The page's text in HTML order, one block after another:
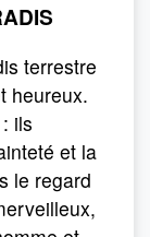
terrestre
heureux.
ils
et la
le regard